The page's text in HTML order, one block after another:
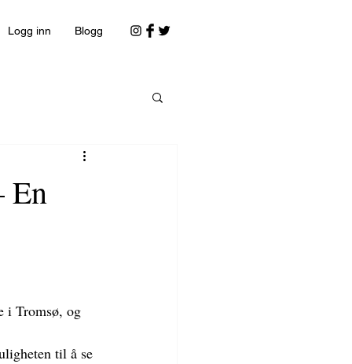
Logg inn Blogg
En
i Tromsø, og
til å se